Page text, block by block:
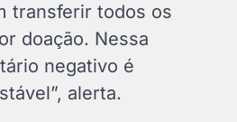
transferir todos os
doação. Nessa
negativo é
alerta.